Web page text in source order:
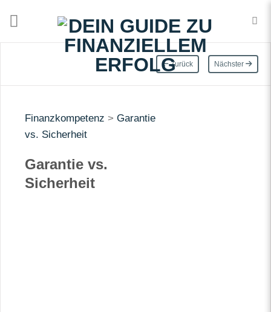
Inhalt
springen
Zurück Nächster
Finanzkompetenz > Garantie
vs. Sicherheit
Garantie vs.
Sicherheit